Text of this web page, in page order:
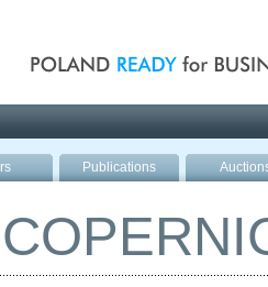
Publications